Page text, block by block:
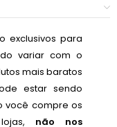
exclusivos para
variar com o
mais baratos
estar sendo
você compre os
não nos